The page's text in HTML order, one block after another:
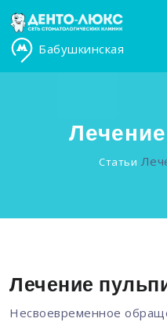
Бабушкинская
Статьи
Лечение
Несвоевременное